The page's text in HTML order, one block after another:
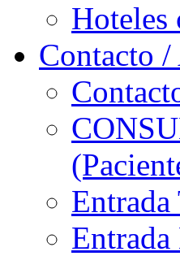
Hoteles
Contacto /